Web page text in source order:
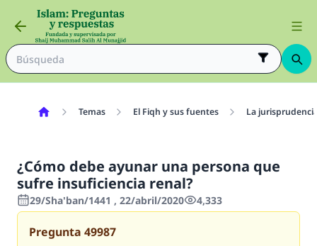
Temas El Fiqh y sus fuentes La
¿Cómo debe ayunar una persona que
sufre insuficiencia renal?
29/Sha'ban/1441 , 22/abril/2020 4,333
Pregunta 49987